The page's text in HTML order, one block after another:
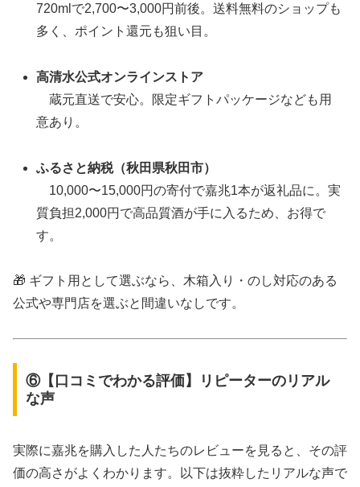
720mlで2,700〜3,000円前後。送料無料のショップも
多く、ポイント還元も狙い目。
高清水公式オンラインストア
蔵元直送で安心。限定ギフトパッケージなども用
意あり。
ふるさと納税（秋田県秋田市）
10,000〜15,000円の寄付で嘉兆1本が返礼品に。実
質負担2,000円で高品質酒が手に入るため、お得で
す。
🎁 ギフト用として選ぶなら、木箱入り・のし対応のある
公式や専門店を選ぶと間違いなしです。
⑥【口コミでわかる評価】リピーターのリアル
な声
実際に嘉兆を購入した人たちのレビューを見ると、その評
価の高さがよくわかります。以下は抜粋したリアルな声で